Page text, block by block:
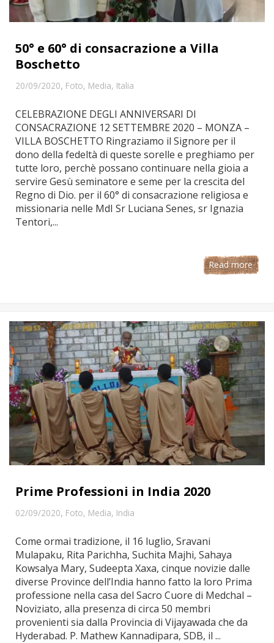
50° e 60° di consacrazione a Villa
Boschetto
20/09/2020, Foto, Media, Italia
CELEBRAZIONE DEGLI ANNIVERSARI DI
CONSACRAZIONE 12 SETTEMBRE 2020 – MONZA –
VILLA BOSCHETTO Ringraziamo il Signore per il
dono della fedeltà di queste sorelle e preghiamo per
tutte loro, perchè possano continuare nella gioia a
servire Gesù seminatore e seme per la crescita del
Regno di Dio. per il 60° di consacrazione religiosa e
missionaria nelle MdI Sr Luciana Senes, sr Ignazia
Tentori,...
Read more
Prime Professioni in India 2020
02/09/2020, Foto, Media, India
Come ormai tradizione, il 16 luglio, Sravani
Mulapaku, Rita Parichha, Suchita Majhi, Sahaya
Kowsalya Mary, Sudeepta Xaxa, cinque novizie dalle
diverse Province dell’India hanno fatto la loro Prima
professione nella casa del Sacro Cuore di Medchal –
Noviziato, alla presenza di circa 50 membri
provenienti sia dalla Provincia di Vijayawada che da
Hyderabad. P. Mathew Kannadipara, SDB, il ...